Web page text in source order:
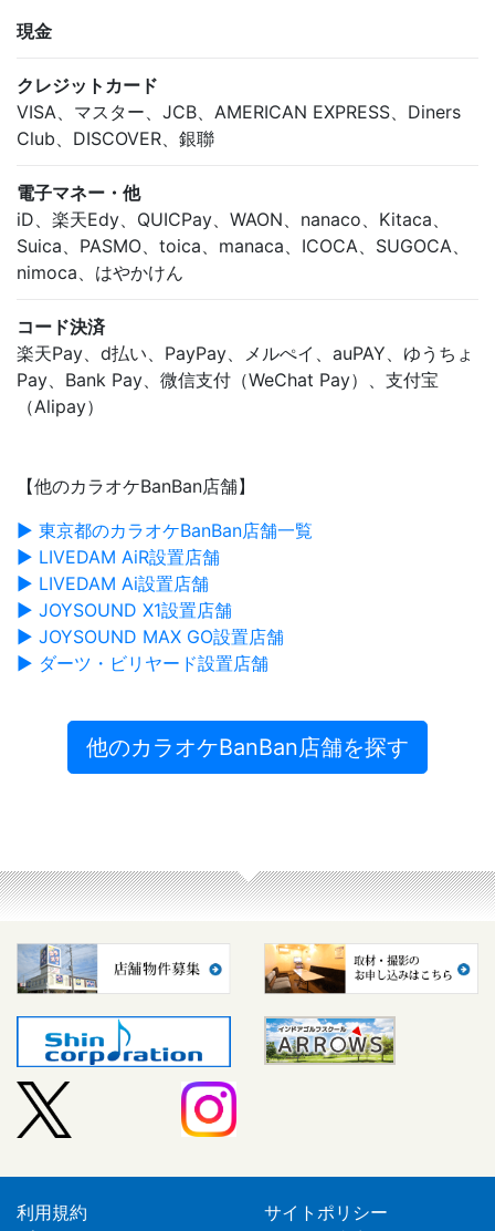
現金
クレジットカード
VISA、マスター、JCB、AMERICAN EXPRESS、Diners
Club、DISCOVER、銀聯
電子マネー・他
iD、楽天Edy、QUICPay、WAON、nanaco、Kitaca、
Suica、PASMO、toica、manaca、ICOCA、SUGOCA、
nimoca、はやかけん
コード決済
楽天Pay、d払い、PayPay、メルぺイ、auPAY、ゆうちょ
Pay、Bank Pay、微信支付（WeChat Pay）、支付宝
（Alipay）
【他のカラオケBanBan店舗】
▶ 東京都のカラオケBanBan店舗一覧
▶ LIVEDAM AiR設置店舗
▶ LIVEDAM Ai設置店舗
▶ JOYSOUND X1設置店舗
▶ JOYSOUND MAX GO設置店舗
▶ ダーツ・ビリヤード設置店舗
他のカラオケBanBan店舗を探す
利用規約
サイトポリシー